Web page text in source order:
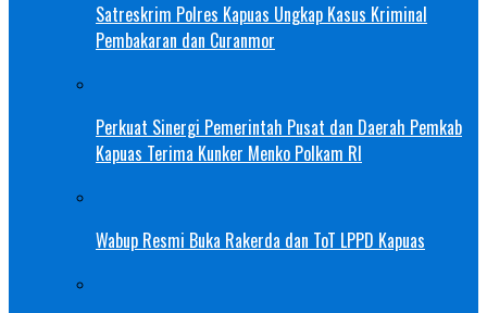
Satreskrim Polres Kapuas Ungkap Kasus Kriminal
Pembakaran dan Curanmor
Perkuat Sinergi Pemerintah Pusat dan Daerah Pemkab
Kapuas Terima Kunker Menko Polkam RI
Wabup Resmi Buka Rakerda dan ToT LPPD Kapuas